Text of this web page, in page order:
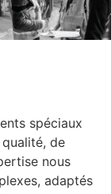
spéciaux
de
nous
adaptés